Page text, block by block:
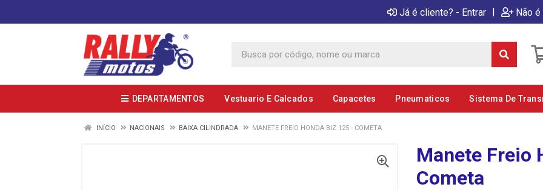
Já é cliente? - Entrar | Não
DEPARTAMENTOS Vestuario E Calcados Capacetes Pneumaticos Sistema De
INÍCIO NACIONAIS BAIXA CILINDRADA MANETE FREIO HONDA BIZ 125 - COMETA
Manete Freio
Cometa